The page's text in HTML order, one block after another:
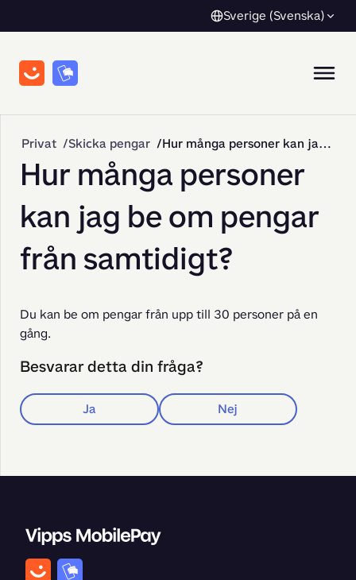
Sverige (Svenska)
Privat Skicka pengar Hur många personer kan jag be om pengar från samtidigt?
Hur många personer
kan jag be om pengar
från samtidigt?
Du kan be om pengar från upp till 30 personer på en
gång.
Besvarar detta din fråga?
Ja Nej